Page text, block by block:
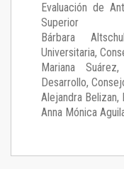
Evaluación de
Superior
Bárbara
Universitaria,
Mariana Suárez,
Desarrollo,
Alejandra
Anna Mónica